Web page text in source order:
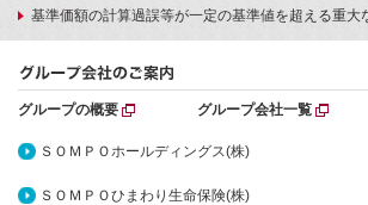
基準価額の計算過誤等が一定の基準値を超える重
グループの概要 グループ会社一覧
ＳＯＭＰＯホールディングス(株)
ＳＯＭＰＯひまわり生命保険(株)